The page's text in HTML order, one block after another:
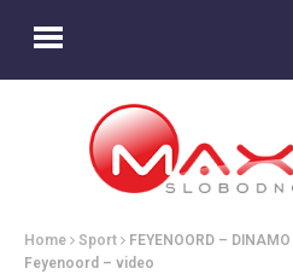
Home Sport
FEYENOORD –
Feyenoord – video